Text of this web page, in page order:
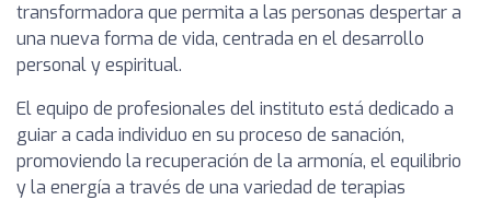
transformadora que permita a las personas despertar a
una nueva forma de vida, centrada en el desarrollo
personal y espiritual.
El equipo de profesionales del instituto está dedicado a
guiar a cada individuo en su proceso de sanación,
promoviendo la recuperación de la armonía, el equilibrio
y la energía a través de una variedad de terapias